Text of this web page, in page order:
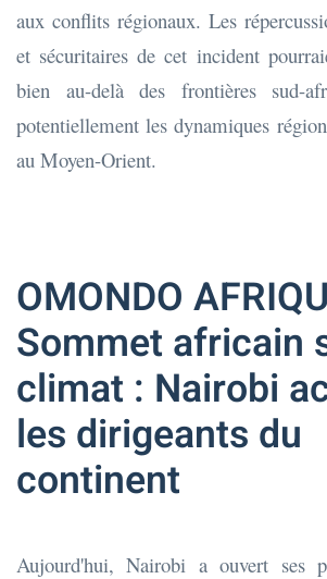
aux conflits régionaux. Les
et sécuritaires de cet incident
bien au-delà des frontières sud-
potentiellement les dynamiques
au Moyen-Orient.
OMONDO
Sommet africain
climat : Nairobi
les dirigeants du
continent
Aujourd'hui, Nairobi a ouvert ses